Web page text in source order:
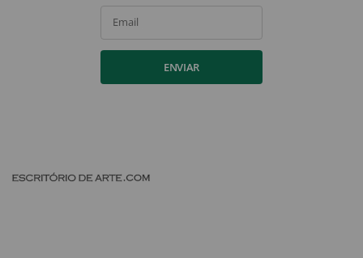
Email
ENVIAR